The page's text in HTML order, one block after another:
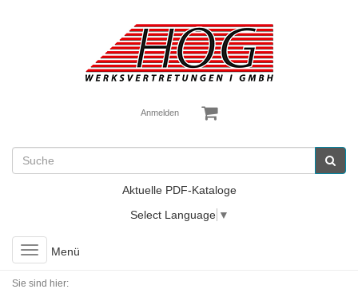
Anmelden
Aktuelle PDF-Kataloge
Select Language ▼
Toggle
navigation
Menü
Sie sind hier: